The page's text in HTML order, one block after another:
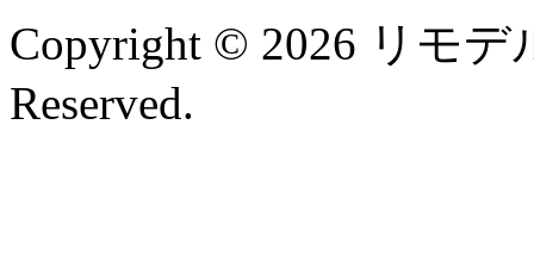
Copyright © 2026 リモデ
Reserved.